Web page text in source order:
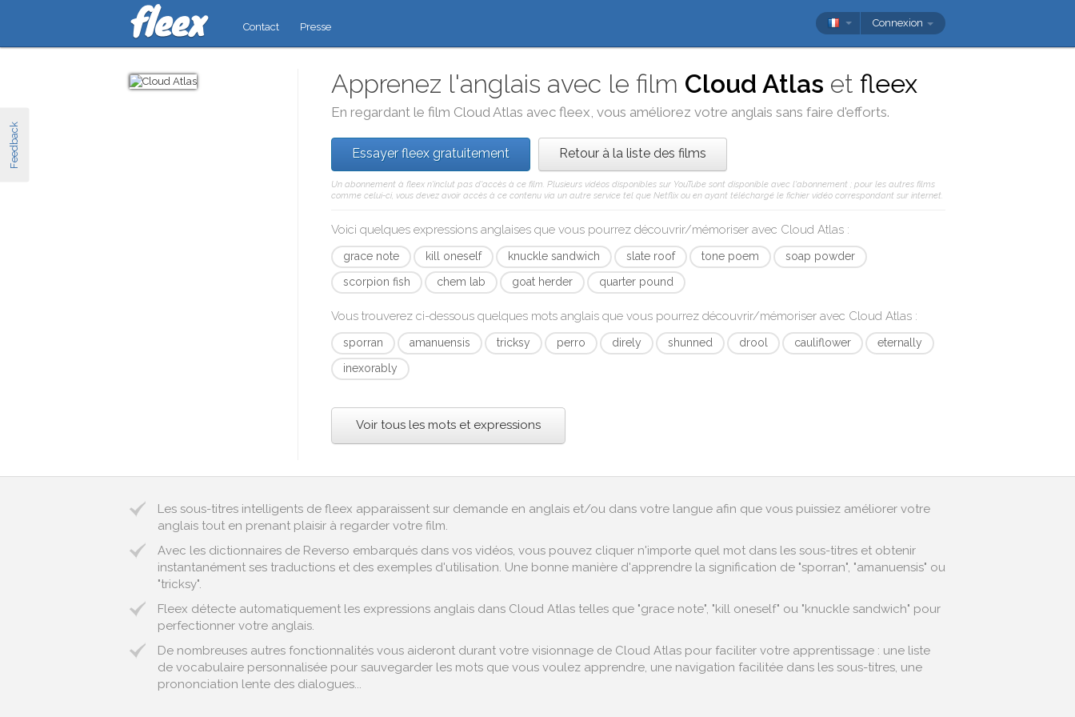
Feedback
Contact Presse Connexion
Apprenez l'anglais avec le film Cloud Atlas etfleex
En regardant le film Cloud Atlas avecfleex, vous améliorez votre anglais sans faire d'efforts.
Essayer fleex gratuitement Retour à la liste des films
Un abonnement à fleex n'inclut pas d'accès à ce film. Plusieurs vidéos disponibles sur YouTube sont disponible avec l'abonnement ; pour les autres films
comme celui-ci, vous devez avoir accès à ce contenu via un autre service tel que Netflix ou en ayant téléchargé le fichier vidéo correspondant sur internet.
Voici quelques expressions anglaises que vous pourrez découvrir/mémoriser avec Cloud Atlas :
grace note kill oneself knuckle sandwich slate roof tone poem
soap powder
scorpion fish
chem lab goat herder quarter pound
Vous trouverez ci-dessous quelques mots anglais que vous pourrez découvrir/mémoriser avec Cloud Atlas :
sporran amanuensis tricksy perro direly shunned drool cauliflower
eternally
inexorably
Voir tous les mots et expressions
Les sous-titres intelligents de fleex apparaissent sur demande en anglais et/ou dans votre langue afin que vous puissiez améliorer votre
anglais tout en prenant plaisir à regarder votre film.
Avec les dictionnaires de Reverso embarqués dans vos vidéos, vous pouvez cliquer n'importe quel mot dans les sous-titres et obtenir
instantanément ses traductions et des exemples d'utilisation. Une bonne manière d'apprendre la signification de "sporran", "amanuensis" ou
"tricksy".
Fleex détecte automatiquement les expressions anglais dans Cloud Atlas telles que "grace note", "kill oneself" ou "knuckle sandwich" pour
perfectionner votre anglais.
De nombreuses autres fonctionnalités vous aideront durant votre visionnage de Cloud Atlas pour faciliter votre apprentissage : une liste
de vocabulaire personnalisée pour sauvegarder les mots que vous voulez apprendre, une navigation facilitée dans les sous-titres, une
prononciation lente des dialogues...